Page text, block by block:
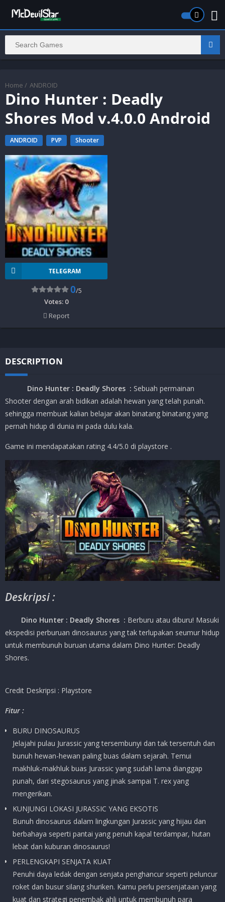
Home / ANDROID
Dino Hunter : Deadly
Shores Mod v.4.0.0 Android
ANDROID PVP Shooter
TELEGRAM
0/5
Votes: 0
Report
DESCRIPTION
Dino Hunter : Deadly Shores : Sebuah permainan
Shooter dengan arah bidikan adalah hewan yang telah punah.
sehingga membuat kalian belajar akan binatang binatang yang
pernah hidup di dunia ini pada dulu kala.
Game ini mendapatakan rating 4.4/5.0 di playstore .
Deskripsi :
Dino Hunter : Deadly Shores : Berburu atau diburu! Masuki
ekspedisi perburuan dinosaurus yang tak terlupakan seumur hidup
untuk membunuh buruan utama dalam Dino Hunter: Deadly
Shores.
Credit Deskripsi : Playstore
Fitur :
BURU DINOSAURUS
Jelajahi pulau Jurassic yang tersembunyi dan tak tersentuh dan
bunuh hewan-hewan paling buas dalam sejarah. Temui
makhluk-makhluk buas Jurassic yang sudah lama dianggap
punah, dari stegosaurus yang jinak sampai T. rex yang
mengerikan.
KUNJUNGI LOKASI JURASSIC YANG EKSOTIS
Bunuh dinosaurus dalam lingkungan Jurassic yang hijau dan
berbahaya seperti pantai yang penuh kapal terdampar, hutan
lebat dan kuburan dinosaurus!
PERLENGKAPI SENJATA KUAT
Penuhi daya ledak dengan senjata penghancur seperti peluncur
roket dan busur silang shuriken. Kamu perlu persenjataan yang
kuat dan strategi penembak ahli untuk membunuh para